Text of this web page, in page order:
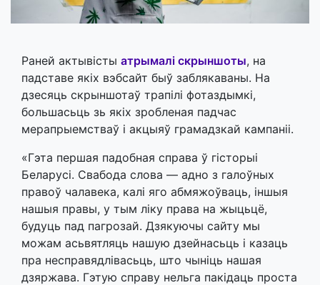
Раней актывісты атрымалі скрыншоты, на
падставе якіх вэбсайт быў заблякаваны. На
дзесяць скрыншотаў трапілі фотаздымкі,
большасьць зь якіх зробленая падчас
мерапрыемстваў і акцыяў грамадзкай кампаніі.
«Гэта першая падобная справа ў гісторыі
Беларусі. Свабода слова — адно з галоўных
правоў чалавека, калі яго абмяжоўваць, іншыя
нашыя правы, у тым ліку права на жыцьцё,
будуць пад пагрозай. Дзякуючы сайту мы
можам асьвятляць нашую дзейнасьць і казаць
пра несправядлівасьць, што чыніць нашая
дзяржава. Гэтую справу нельга пакідаць проста